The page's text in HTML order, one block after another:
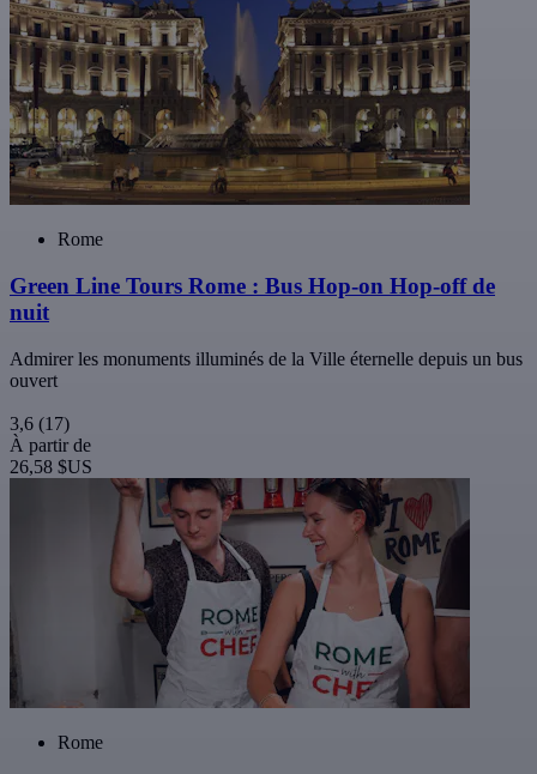
Rome
Green Line Tours Rome : Bus Hop-on Hop-off de
nuit
Admirer les monuments illuminés de la Ville éternelle depuis un bus
ouvert
3,6 (17)
À partir de
26,58 $US
Rome